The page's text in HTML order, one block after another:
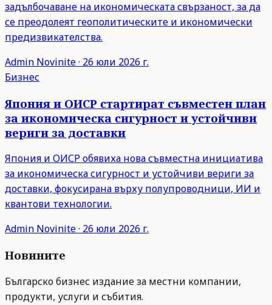
задълбочаване на икономическата свързаност, за да
се преодолеят геополитическите и икономически
предизвикателства.
Admin Novinite· 26 юли 2026 г.
Бизнес
Япония и ОИСР стартират съвместен план
за икономическа сигурност и устойчиви
вериги за доставки
Япония и ОИСР обявиха нова съвместна инициатива
за икономическа сигурност и устойчиви вериги за
доставки, фокусирана върху полупроводници, ИИ и
квантови технологии.
Admin Novinite· 26 юли 2026 г.
Новините
Българско бизнес издание за местни компании,
продукти, услуги и събития.